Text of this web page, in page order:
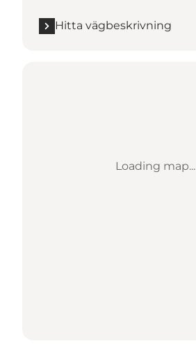
Hitta vägbeskrivning
Loading map...